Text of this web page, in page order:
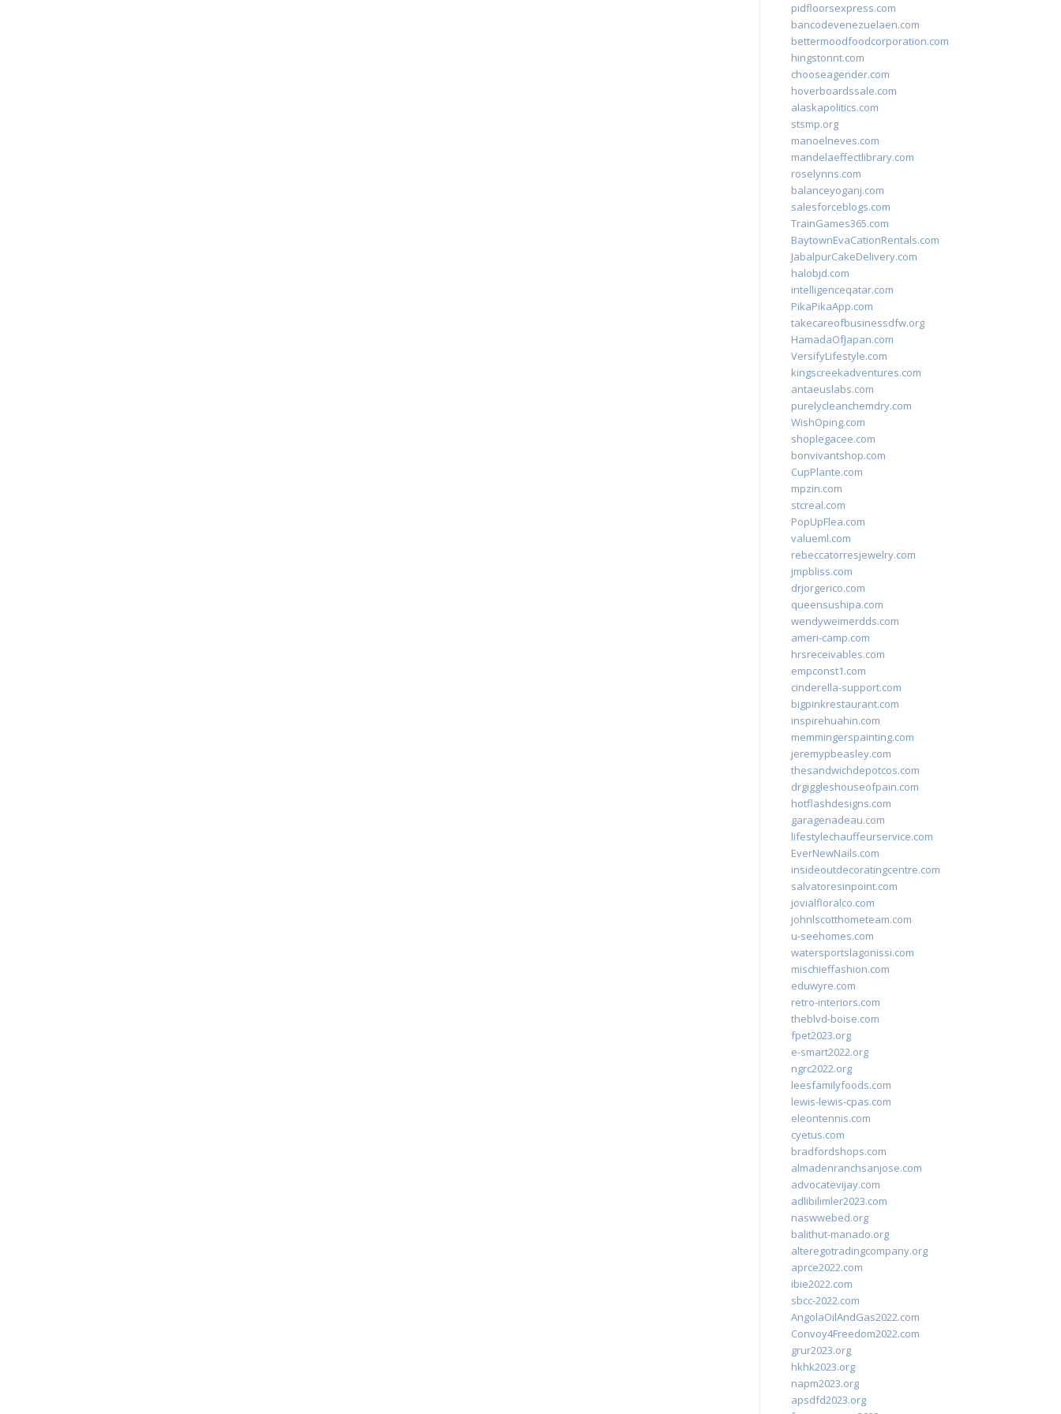
pidfloorsexpress.com
bancodevenezuelaen.com
bettermoodfoodcorporation.com
hingstonnt.com
chooseagender.com
hoverboardssale.com
alaskapolitics.com
stsmp.org
manoelneves.com
mandelaeffectlibrary.com
roselynns.com
balanceyoganj.com
salesforceblogs.com
TrainGames365.com
BaytownEvaCationRentals.com
JabalpurCakeDelivery.com
halobjd.com
intelligenceqatar.com
PikaPikaApp.com
takecareofbusinessdfw.org
HamadaOfJapan.com
VersifyLifestyle.com
kingscreekadventures.com
antaeuslabs.com
purelycleanchemdry.com
WishOping.com
shoplegacee.com
bonvivantshop.com
CupPlante.com
mpzin.com
stcreal.com
PopUpFlea.com
valueml.com
rebeccatorresjewelry.com
jmpbliss.com
drjorgerico.com
queensushipa.com
wendyweimerdds.com
ameri-camp.com
hrsreceivables.com
empconst1.com
cinderella-support.com
bigpinkrestaurant.com
inspirehuahin.com
memmingerspainting.com
jeremypbeasley.com
thesandwichdepotcos.com
drgiggleshouseofpain.com
hotflashdesigns.com
garagenadeau.com
lifestylechauffeurservice.com
EverNewNails.com
insideoutdecoratingcentre.com
salvatoresinpoint.com
jovialfloralco.com
johnlscotthometeam.com
u-seehomes.com
watersportslagonissi.com
mischieffashion.com
eduwyre.com
retro-interiors.com
theblvd-boise.com
fpet2023.org
e-smart2022.org
ngrc2022.org
leesfamilyfoods.com
lewis-lewis-cpas.com
eleontennis.com
cyetus.com
bradfordshops.com
almadenranchsanjose.com
advocatevijay.com
adlibilimler2023.com
naswwebed.org
balithut-manado.org
alteregotradingcompany.org
aprce2022.com
ibie2022.com
sbcc-2022.com
AngolaOilAndGas2022.com
Convoy4Freedom2022.com
grur2023.org
hkhk2023.org
napm2023.org
apsdfd2023.org